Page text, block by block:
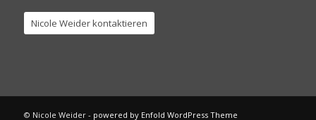
Nicole Weider kontaktieren
© Nicole Weider - powered by Enfold WordPress Theme